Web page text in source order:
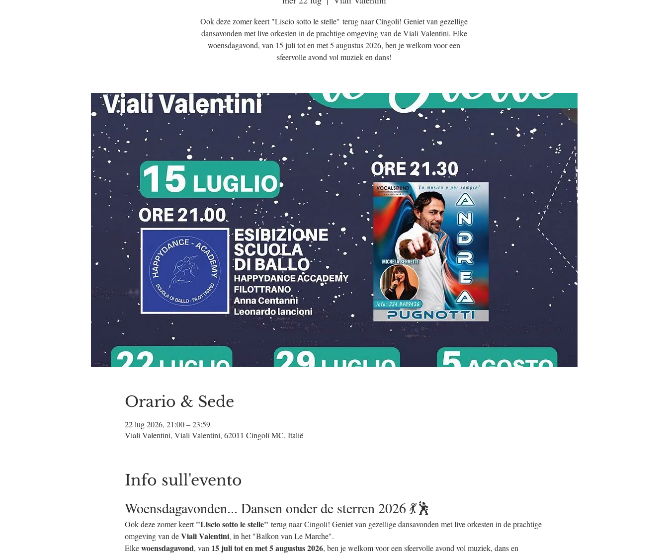
Ook deze zomer keert "Liscio sotto le stelle" terug naar Cingoli! Geniet van gezellige
dansavonden met live orkesten in de prachtige omgeving van de Viali Valentini. Elke
woensdagavond, van 15 juli tot en met 5 augustus 2026, ben je welkom voor een
sfeervolle avond vol muziek en dans!
Orario & Sede
22 lug 2026, 21:00 – 23:59
Viali Valentini, Viali Valentini, 62011 Cingoli MC, Italië
Info sull'evento
Woensdagavonden... Dansen onder de sterren 2026 💃🕺
Ook deze zomer keert "Liscio sotto le stelle" terug naar Cingoli! Geniet van gezellige dansavonden met live orkesten in de prachtige
omgeving van de Viali Valentini, in het "Balkon van Le Marche".
Elke woensdagavond, van 15 juli tot en met 5 augustus 2026, ben je welkom voor een sfeervolle avond vol muziek, dans en